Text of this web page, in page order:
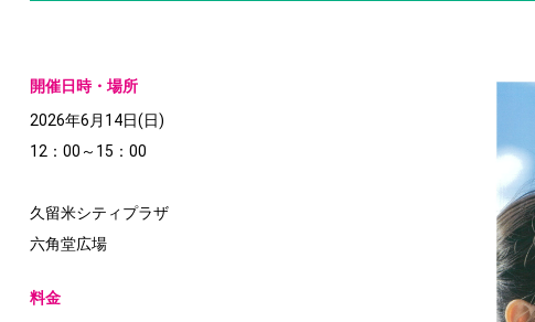
開催日時・場所
2026年6月14日(日)
12：00～15：00
久留米シティプラザ
六角堂広場
料金